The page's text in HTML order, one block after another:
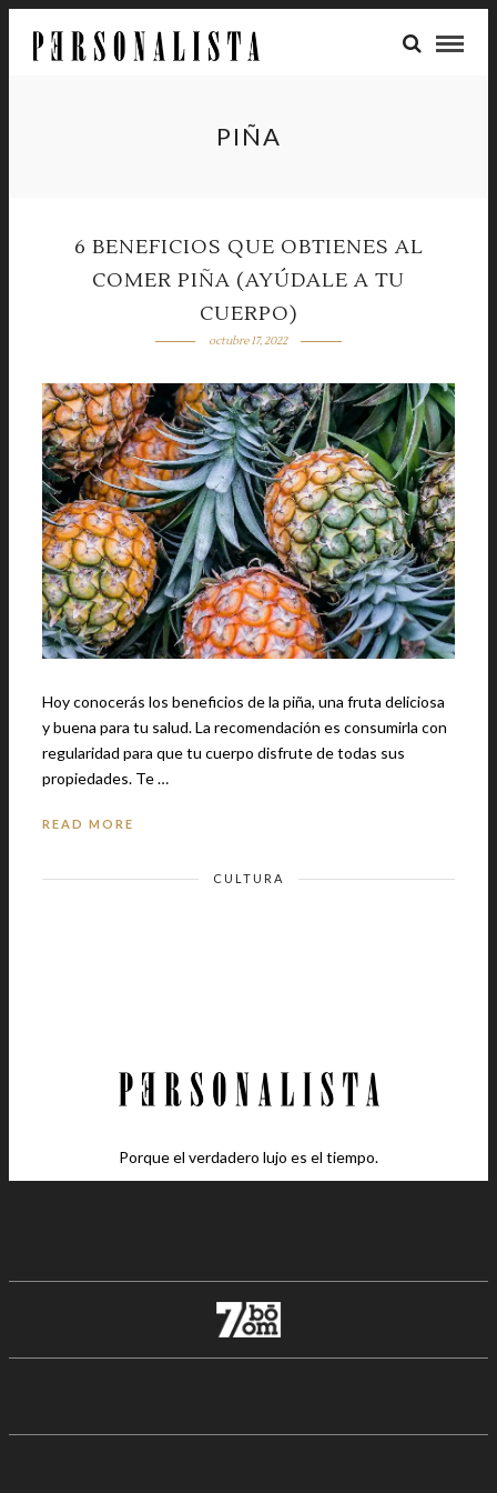
PIÑA
6 BENEFICIOS QUE OBTIENES AL
COMER PIÑA (AYÚDALE A TU
CUERPO)
octubre 17, 2022
Hoy conocerás los beneficios de la piña, una fruta deliciosa
y buena para tu salud. La recomendación es consumirla con
regularidad para que tu cuerpo disfrute de todas sus
propiedades. Te …
READ MORE
CULTURA
Porque el verdadero lujo es el tiempo.